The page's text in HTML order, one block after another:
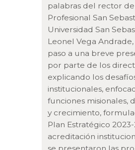
palabras del rector
Profesional San
Universidad San
Leonel Vega
paso a una breve
por parte de los
explicando los
institucionales,
funciones misionales,
y crecimiento,
Plan Estratégico 2023-
acreditación